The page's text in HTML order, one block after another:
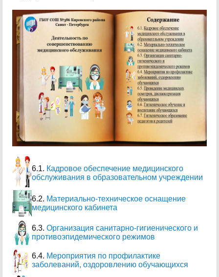
6.1. Кадровое обеспечение медицинского
обслуживания в образовательном учреждении
6.2. Материально-техническое оснащение
медицинского кабинета
6.3. Организация санитарно-гигиенического и
противоэпидемического режимов
6.4. Мероприятия по профилактике
заболеваний, оздоровлению обучающихся